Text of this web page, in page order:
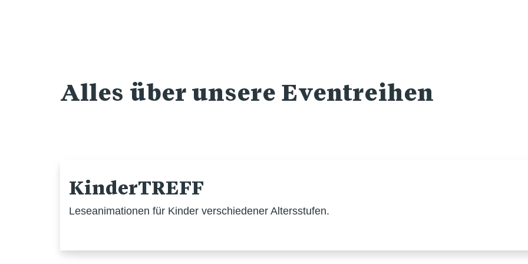
Alles über unsere Eventreihen
KinderTREFF
Leseanimationen für Kinder verschiedener Altersstufen.